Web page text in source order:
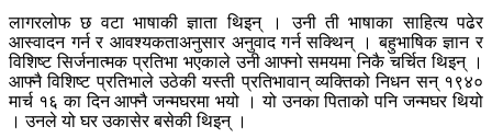
लागरलोफ छ वटा भाषाकी ज्ञाता थिइन् । उनी ती भाषाका साहित्य पढेर
आस्वादन गर्न र आवश्यकताअनुसार अनुवाद गर्न सक्थिन् । बहुभाषिक ज्ञान र
विशिष्ट सिर्जनात्मक प्रतिभा भएकाले उनी आफ्नो समयमा निकै चर्चित थिइन् ।
आफ्नै विशिष्ट प्रतिभाले उठेकी यस्ती प्रतिभावान् व्यक्तिको निधन सन् १९४०
मार्च १६ का दिन आफ्नै जन्मघरमा भयो । यो उनका पिताको पनि जन्मघर थियो
। उनले यो घर उकासेर बसेकी थिइन् ।